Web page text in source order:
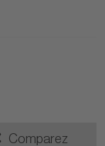
Comparez